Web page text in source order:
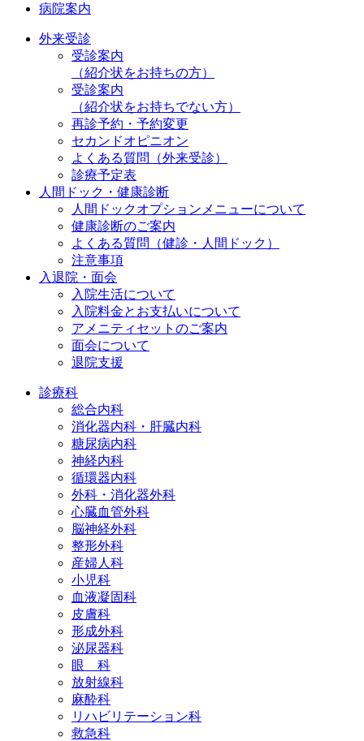
病院案内
外来受診
受診案内
（紹介状をお持ちの方）
受診案内
（紹介状をお持ちでない方）
再診予約・予約変更
セカンドオピニオン
よくある質問（外来受診）
診療予定表
人間ドック・健康診断
人間ドックオプションメニューについて
健康診断のご案内
よくある質問（健診・人間ドック）
注意事項
入退院・面会
入院生活について
入院料金とお支払いについて
アメニティセットのご案内
面会について
退院支援
診療科
総合内科
消化器内科・肝臓内科
糖尿病内科
神経内科
循環器内科
外科・消化器外科
心臓血管外科
脳神経外科
整形外科
産婦人科
小児科
血液凝固科
皮膚科
形成外科
泌尿器科
眼 科
放射線科
麻酔科
リハビリテーション科
救急科